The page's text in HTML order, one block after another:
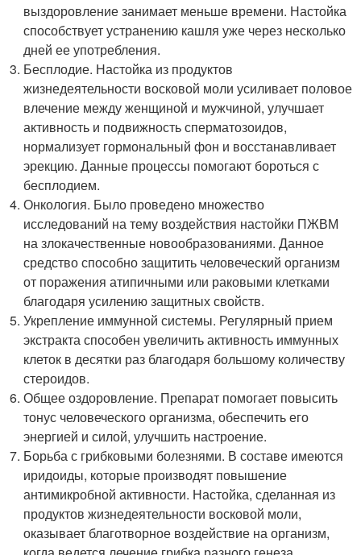
выздоровление занимает меньше времени. Настойка
способствует устранению кашля уже через несколько
дней ее употребления.
Бесплодие. Настойка из продуктов
жизнедеятельности восковой моли усиливает половое
влечение между женщиной и мужчиной, улучшает
активность и подвижность сперматозоидов,
нормализует гормональный фон и восстанавливает
эрекцию. Данные процессы помогают бороться с
бесплодием.
Онкология. Было проведено множество
исследований на тему воздействия настойки ПЖВМ
на злокачественные новообразованиями. Данное
средство способно защитить человеческий организм
от поражения атипичными или раковыми клетками
благодаря усилению защитных свойств.
Укрепление иммунной системы. Регулярный прием
экстракта способен увеличить активность иммунных
клеток в десятки раз благодаря большому количеству
стероидов.
Общее оздоровление. Препарат помогает повысить
тонус человеческого организма, обеспечить его
энергией и силой, улучшить настроение.
Борьба с грибковыми болезнями. В составе имеются
иридоиды, которые производят повышение
антимикробной активности. Настойка, сделанная из
продуктов жизнедеятельности восковой моли,
оказывает благотворное воздействие на организм,